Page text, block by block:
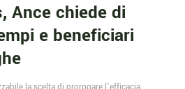
Ance chiede di
e beneficiari